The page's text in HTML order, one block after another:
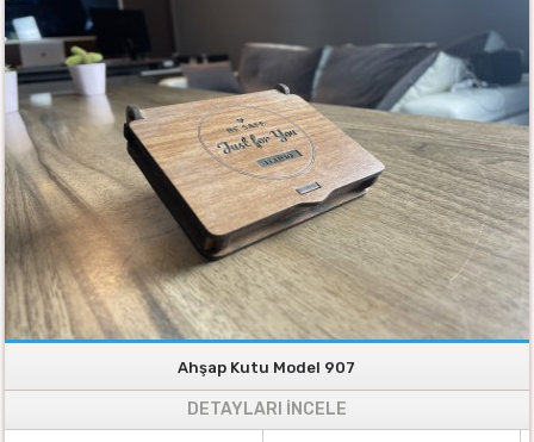
Ahşap Kutu Model 907
DETAYLARI İNCELE